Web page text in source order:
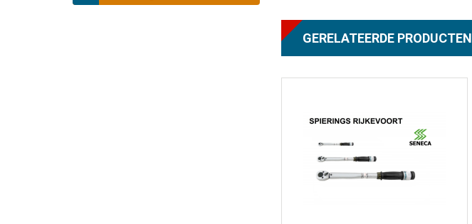
GERELATEERDE PRODUCTEN